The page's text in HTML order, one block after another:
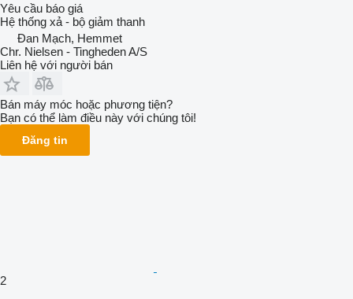
Yêu cầu báo giá
Hệ thống xả - bộ giảm thanh
Đan Mạch, Hemmet
Chr. Nielsen - Tingheden A/S
Liên hệ với người bán
Bán máy móc hoặc phương tiện?
Bạn có thể làm điều này với chúng tôi!
Đăng tin
2